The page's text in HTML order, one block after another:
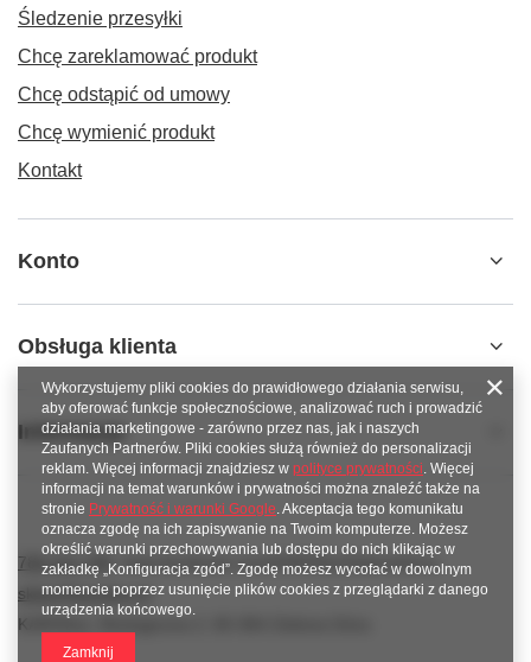
Śledzenie przesyłki
Chcę zareklamować produkt
Chcę odstąpić od umowy
Chcę wymienić produkt
Kontakt
Konto
Obsługa klienta
Informacje
789 221 795 www.facebook.com/KAROlineZielonaGora
sklep@karoline.pl
KAROline
Wykorzystujemy pliki cookies do prawidłowego działania serwisu,
aby oferować funkcje społecznościowe, analizować ruch i prowadzić
działania marketingowe - zarówno przez nas, jak i naszych
Zaufanych Partnerów. Pliki cookies służą również do personalizacji
reklam. Więcej informacji znajdziesz w polityce prywatności. Więcej
informacji na temat warunków i prywatności można znaleźć także na
stronie Prywatność i warunki Google. Akceptacja tego komunikatu
oznacza zgodę na ich zapisywanie na Twoim komputerze. Możesz
określić warunki przechowywania lub dostępu do nich klikając w
zakładkę „Konfiguracja zgód”. Zgodę możesz wycofać w dowolnym
momencie poprzez usunięcie plików cookies z przeglądarki z danego
urządzenia końcowego.
Zamknij